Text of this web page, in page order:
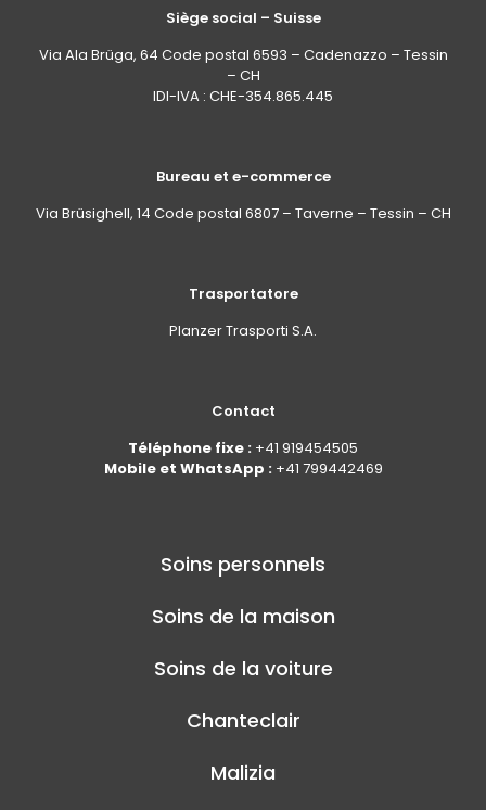
Siège social – Suisse
Via Ala Brüga, 64 Code postal 6593 – Cadenazzo – Tessin
– CH
IDI-IVA : CHE-354.865.445
Bureau et e-commerce
Via Brüsighell, 14 Code postal 6807 – Taverne – Tessin – CH
Trasportatore
Planzer Trasporti S.A.
Contact
Téléphone fixe : +41 919454505
Mobile et WhatsApp : +41 799442469
Soins personnels
Soins de la maison
Soins de la voiture
Chanteclair
Malizia